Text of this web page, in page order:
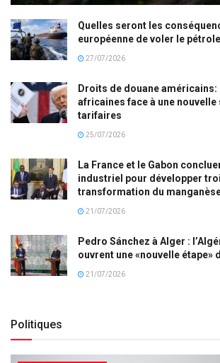
Quelles seront les
européenne de voler le
27/07/2026
Droits de douane
africaines face à une nouvelle
tarifaires
25/07/2026
La France et le Gabon
industriel pour développer
transformation du
21/07/2026
Pedro Sánchez à Alger :
ouvrent une «nouvelle étape»
21/07/2026
Politiques